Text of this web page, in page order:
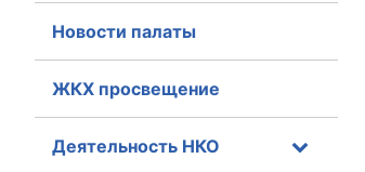
О
Новости палаты
ЖКХ просвещение
Деятельность НКО